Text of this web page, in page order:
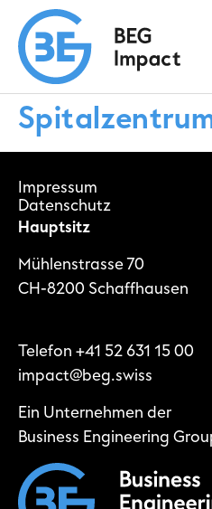
Impressum
Datenschutz
Hauptsitz
Mühlenstrasse 70
CH-8200 Schaffhausen
Telefon +41 52 631 15 00
impact@beg.swiss
Ein Unternehmen der
Business Engineering